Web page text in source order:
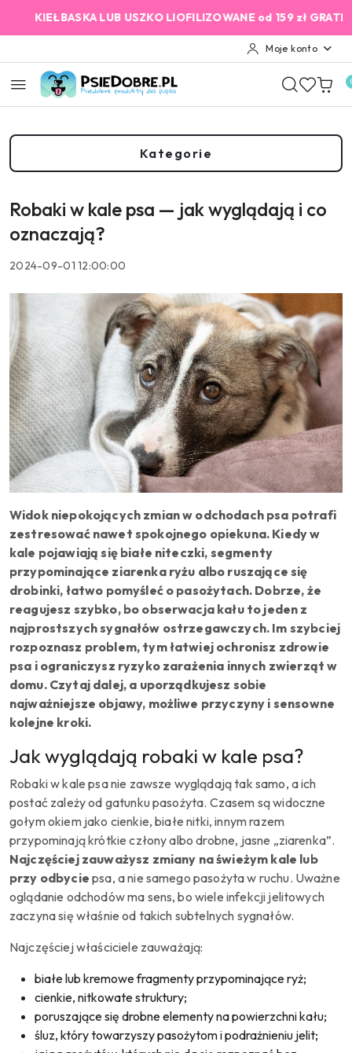
Przejdź do treści głównej
Przejdź do wyszukiwarki
Przejdź do moje konto
Przejdź do menu głównego
Przejdź do stopki
LUB USZKO LIOFILIZOWANE od 159 zł GRATIS! 2%
Moje konto
Kategorie
Robaki w kale psa — jak wyglądają i co
oznaczają?
2024-09-01 12:00:00
Widok niepokojących zmian w odchodach psa potrafi
zestresować nawet spokojnego opiekuna. Kiedy w
kale pojawiają się białe niteczki, segmenty
przypominające ziarenka ryżu albo ruszające się
drobinki, łatwo pomyśleć o pasożytach. Dobrze, że
reagujesz szybko, bo obserwacja kału to jeden z
najprostszych sygnałów ostrzegawczych. Im szybciej
rozpoznasz problem, tym łatwiej ochronisz zdrowie
psa i ograniczysz ryzyko zarażenia innych zwierząt w
domu. Czytaj dalej, a uporządkujesz sobie
najważniejsze objawy, możliwe przyczyny i sensowne
kolejne kroki.
Jak wyglądają robaki w kale psa?
Robaki w kale psa nie zawsze wyglądają tak samo, a ich
postać zależy od gatunku pasożyta. Czasem są widoczne
gołym okiem jako cienkie, białe nitki, innym razem
przypominają krótkie człony albo drobne, jasne „ziarenka”.
Najczęściej zauważysz zmiany na świeżym kale lub
przy odbycie psa, a nie samego pasożyta w ruchu. Uważne
oglądanie odchodów ma sens, bo wiele infekcji jelitowych
zaczyna się właśnie od takich subtelnych sygnałów.
Najczęściej właściciele zauważają:
białe lub kremowe fragmenty przypominające ryż;
cienkie, nitkowate struktury;
poruszające się drobne elementy na powierzchni kału;
śluz, który towarzyszy pasożytom i podrażnieniu jelit;